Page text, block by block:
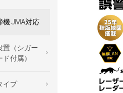
ンナーミラ
イブレコー
載
置（シガー
ド付属）
り設置（車
リー負荷ゼ
バッテリー
機 JMA対応
置（シガー
付属）
イプ